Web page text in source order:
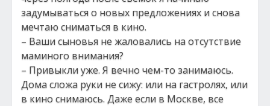
задумываться о новых предложениях и снова
мечтаю сниматься в кино.
– Ваши сыновья не жаловались на отсутствие
маминого внимания?
– Привыкли уже. Я вечно чем-то занимаюсь.
Дома сложа руки не сижу: или на гастролях, или
в кино снимаюсь. Даже если в Москве, все